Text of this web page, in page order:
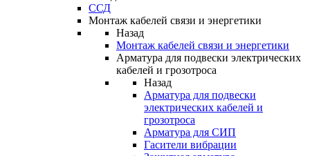
ССД
Монтаж кабелей связи и энергетики
Назад
Монтаж кабелей связи и энергетики
Арматура для подвески электрических
кабелей и грозотроса
Назад
Арматура для подвески
электрических кабелей и
грозотроса
Арматура для СИП
Гасители вибрации